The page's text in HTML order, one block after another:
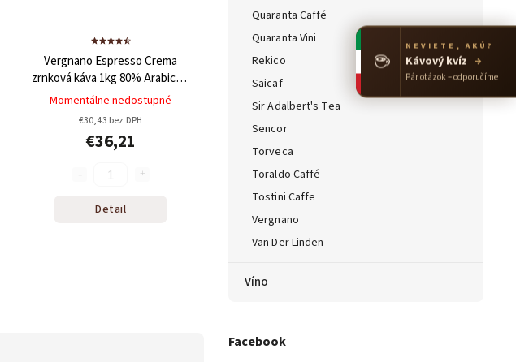
Quaranta Caffé
Quaranta Vini
Rekico
Saicaf
Sir Adalbert's Tea
Sencor
Torveca
Toraldo Caffé
Tostini Caffe
Vergnano
Van Der Linden
Víno
Facebook
Vergnano Espresso Crema
zrnková káva 1kg80% Arabica +
20% Robusta
Momentálne nedostupné
€30,43 bez DPH
€36,21
Detail
☕ NEVIETE, AKÚ?
Kávový kvíz →
Pár otázok – odporučíme